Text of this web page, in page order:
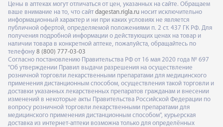
Цены в аптеках могут отличаться от цен, указанных на сайте. Обращаем
ваше внимание на то, что сайт dagestan.rigla.ru носит исключительно
информационный характер и ни при каких условиях не является
публичной офертой, определяемой положениями п. 2 ст. 437 ГК РФ. Для
получения подробной информации о действующих ценах на товар и
наличии товара в конкретной аптеке, пожалуйста, обращайтесь по
телефону 8 (800) 777-03-03
Согласно постановлению Правительства РФ от 16 мая 2020 года № 697
"Об утверждении Правил выдачи разрешения на осуществление
розничной торговли лекарственными препаратами для медицинского
применения дистанционным способом, осуществления такой торговли и
доставки указанных лекарственных препаратов гражданам и внесении
изменений в некоторые акты Правительства Российской Федерации по
вопросу розничной торговли лекарственными препаратами для
медицинского применения дистанционным способом", курьерская
доставка из интернет-аптеки возможна только для определённых